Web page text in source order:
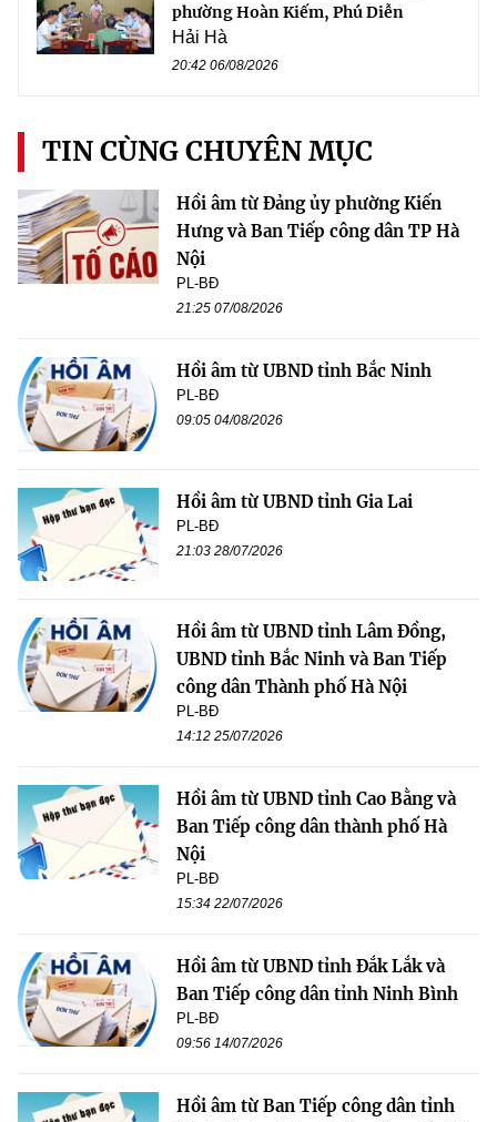
phường Hoàn Kiếm, Phú Diễn
Hải Hà
20:42 06/08/2026
TIN CÙNG CHUYÊN MỤC
Hồi âm từ Đảng ủy phường Kiến
Hưng và Ban Tiếp công dân TP Hà
Nội
PL-BĐ
21:25 07/08/2026
Hồi âm từ UBND tỉnh Bắc Ninh
PL-BĐ
09:05 04/08/2026
Hồi âm từ UBND tỉnh Gia Lai
PL-BĐ
21:03 28/07/2026
Hồi âm từ UBND tỉnh Lâm Đồng,
UBND tỉnh Bắc Ninh và Ban Tiếp
công dân Thành phố Hà Nội
PL-BĐ
14:12 25/07/2026
Hồi âm từ UBND tỉnh Cao Bằng và
Ban Tiếp công dân thành phố Hà
Nội
PL-BĐ
15:34 22/07/2026
Hồi âm từ UBND tỉnh Đắk Lắk và
Ban Tiếp công dân tỉnh Ninh Bình
PL-BĐ
09:56 14/07/2026
Hồi âm từ Ban Tiếp công dân tỉnh